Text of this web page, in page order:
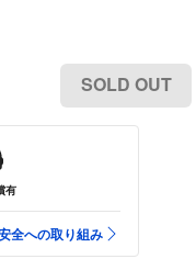
SOLD OUT
有
全への取り組み